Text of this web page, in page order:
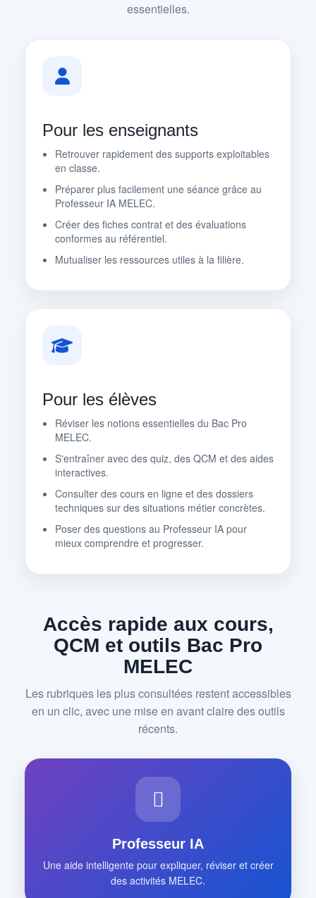
essentielles.
Pour les enseignants
Retrouver rapidement des supports exploitables
en classe.
Préparer plus facilement une séance grâce au
Professeur IA MELEC.
Créer des fiches contrat et des évaluations
conformes au référentiel.
Mutualiser les ressources utiles à la filière.
Pour les élèves
Réviser les notions essentielles du Bac Pro
MELEC.
S'entraîner avec des quiz, des QCM et des aides
interactives.
Consulter des cours en ligne et des dossiers
techniques sur des situations métier concrètes.
Poser des questions au Professeur IA pour
mieux comprendre et progresser.
Accès rapide aux cours,
QCM et outils Bac Pro
MELEC
Les rubriques les plus consultées restent accessibles
en un clic, avec une mise en avant claire des outils
récents.
Professeur IA
Une aide intelligente pour expliquer, réviser et créer
des activités MELEC.